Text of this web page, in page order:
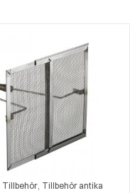
Tillbehör, Tillbehör antika